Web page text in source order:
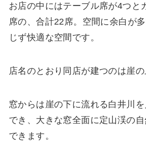
お店の中にはテーブル席が4つと
席の、合計22席。空間に余白が
じず快適な空間です。
店名のとおり同店が建つのは崖の
窓からは崖の下に流れる白井川
でき、大きな窓全面に定山渓の
できます。